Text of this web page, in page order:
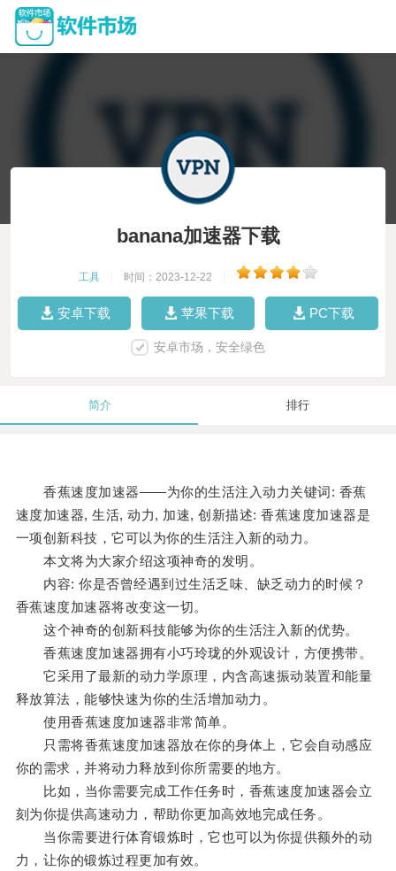
banana加速器下载
工具 时间：2023-12-22
安卓下载 苹果下载 PC下载
安卓市场，安全绿色
简介 排行
香蕉速度加速器——为你的生活注入动力关键词: 香蕉
速度加速器, 生活, 动力, 加速, 创新描述: 香蕉速度加速器是
一项创新科技，它可以为你的生活注入新的动力。
本文将为大家介绍这项神奇的发明。
内容: 你是否曾经遇到过生活乏味、缺乏动力的时候？
香蕉速度加速器将改变这一切。
这个神奇的创新科技能够为你的生活注入新的优势。
香蕉速度加速器拥有小巧玲珑的外观设计，方便携带。
它采用了最新的动力学原理，内含高速振动装置和能量
释放算法，能够快速为你的生活增加动力。
使用香蕉速度加速器非常简单。
只需将香蕉速度加速器放在你的身体上，它会自动感应
你的需求，并将动力释放到你所需要的地方。
比如，当你需要完成工作任务时，香蕉速度加速器会立
刻为你提供高速动力，帮助你更加高效地完成任务。
当你需要进行体育锻炼时，它也可以为你提供额外的动
力，让你的锻炼过程更加有效。